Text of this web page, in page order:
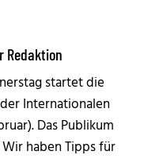
Redaktion
startet die
Internationalen
Das Publikum
haben Tipps für